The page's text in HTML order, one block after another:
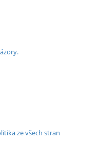
ze všech stran